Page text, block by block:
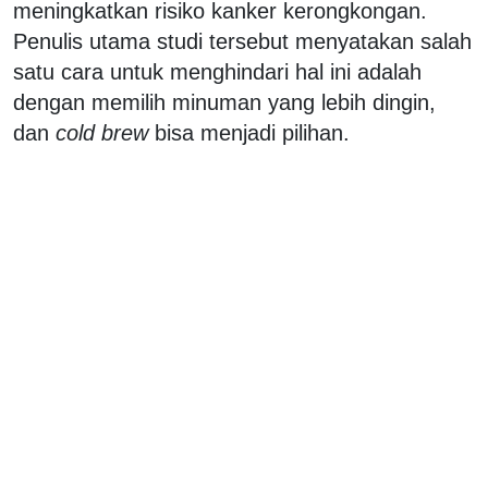
meningkatkan risiko kanker kerongkongan.
Penulis utama studi tersebut menyatakan salah
satu cara untuk menghindari hal ini adalah
dengan memilih minuman yang lebih dingin,
dan cold brewbisa menjadi pilihan.